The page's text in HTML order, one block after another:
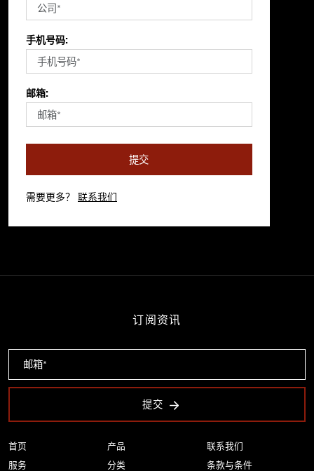
手机号码:
邮箱:
提交
需要更多？ 联系我们
首页
服务
产品
分类
联系我们
条款与条件
订阅资讯
提交